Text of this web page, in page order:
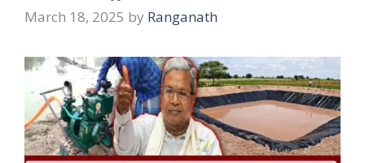
March 18, 2025 by Ranganath